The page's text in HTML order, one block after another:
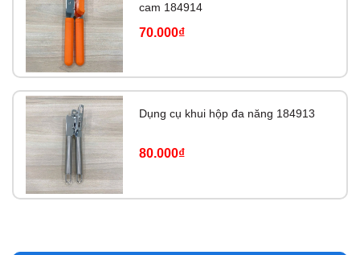
cam 184914
70.000₫
Dụng cụ khui hộp đa năng 184913
80.000₫